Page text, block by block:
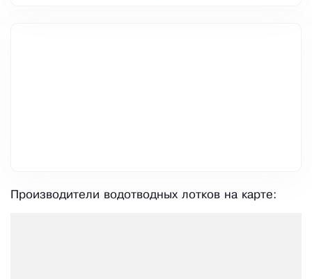
Производители водотводных лотков на карте: